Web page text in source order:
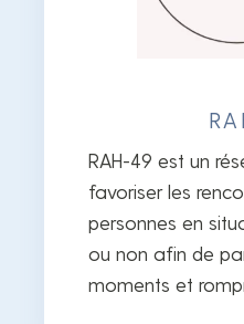
RAH-49 est un
favoriser les
personnes en
ou non afin de
moments et